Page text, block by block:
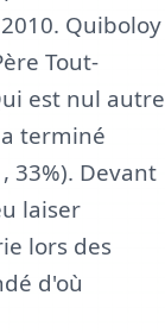
Quiboloy
Tout-
est nul autre
terminé
33%). Devant
laiser
lors des
d'où